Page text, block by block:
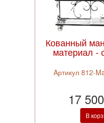
Кованный
материал -
Aртикул 812-
17
В